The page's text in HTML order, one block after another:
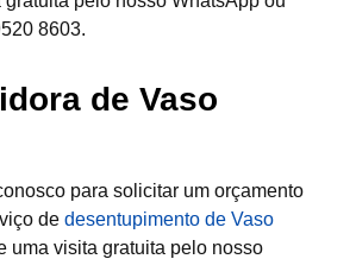
8603.
de Vaso
para solicitar um orçamento
de desentupimento de Vaso
uma visita gratuita pelo nosso